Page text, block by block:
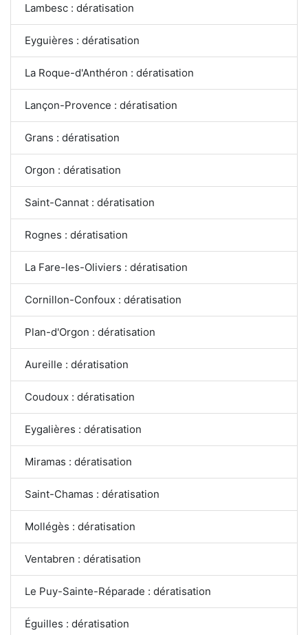
Lambesc : dératisation
Eyguières : dératisation
La Roque-d'Anthéron : dératisation
Lançon-Provence : dératisation
Grans : dératisation
Orgon : dératisation
Saint-Cannat : dératisation
Rognes : dératisation
La Fare-les-Oliviers : dératisation
Cornillon-Confoux : dératisation
Plan-d'Orgon : dératisation
Aureille : dératisation
Coudoux : dératisation
Eygalières : dératisation
Miramas : dératisation
Saint-Chamas : dératisation
Mollégès : dératisation
Ventabren : dératisation
Le Puy-Sainte-Réparade : dératisation
Éguilles : dératisation